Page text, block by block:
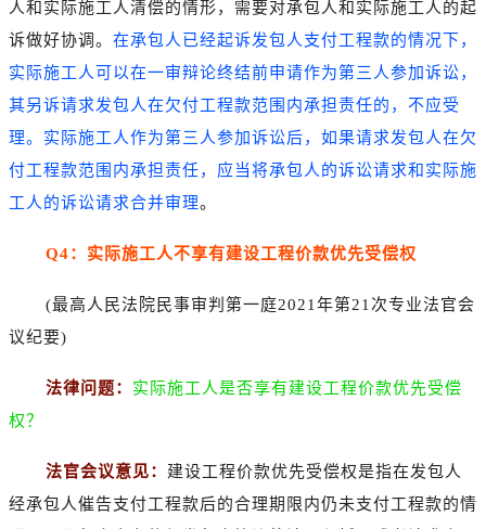
人和实际施工人清偿的情形，需要对承包人和实际施工人的起
诉做好协调。 在承包人已经起诉发包人支付工程款的情况下，
实际施工人可以在一审辩论终结前申请作为第三人参加诉讼，
其另诉请求发包人在欠付工程款范围内承担责任的，不应受
理。实际施工人作为第三人参加诉讼后，如果请求发包人在欠
付工程款范围内承担责任，应当将承包人的诉讼请求和实际施
工人的诉讼请求合并审理。
Q4：实际施工人不享有建设工程价款优先受偿权
(最高人民法院民事审判第一庭2021年第21次专业法官会
议纪要)
法律问题： 实际施工人是否享有建设工程价款优先受偿
权？
法官会议意见： 建设工程价款优先受偿权是指在发包人
经承包人催告支付工程款后的合理期限内仍未支付工程款的情